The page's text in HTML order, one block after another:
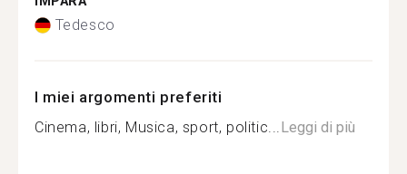
Tedesco
I miei argomenti preferiti
Cinema, libri, Musica, sport, politic...Leggi di più